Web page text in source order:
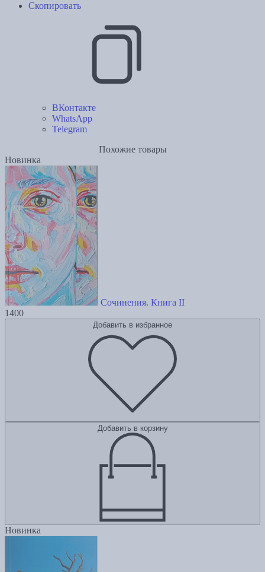
Скопировать
ВКонтакте
WhatsApp
Telegram
Похожие товары
Новинка
Сочинения. Книга II
1400
Добавить в избранное
Добавить в корзину
Новинка